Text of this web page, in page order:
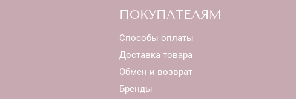
ПОКУПАТЕЛЯМ
Способы оплаты
Доставка товара
Обмен и возврат
Бренды